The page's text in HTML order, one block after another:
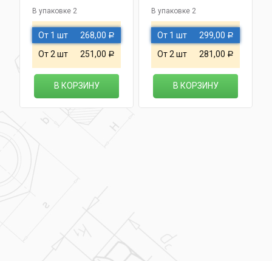
В упаковке 2
От 1 шт 268,00 Р
От 2 шт 251,00 Р
В КОРЗИНУ
В упаковке 2
От 1 шт 299,00 Р
От 2 шт 281,00 Р
В КОРЗИНУ